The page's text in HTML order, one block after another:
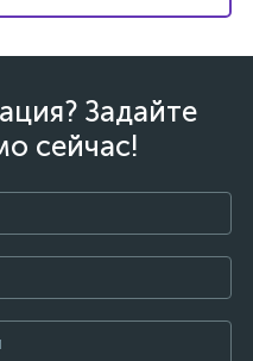
Задайте
сейчас!